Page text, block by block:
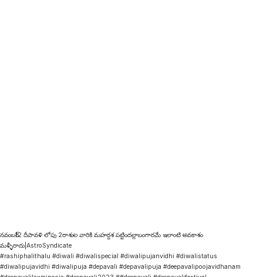
నవంబర్12 దీపావళి లోపు 2రాశుల వారికి మహర్దశ పట్టిందల్లాబంగారమే ఇలాంటి అవకాశం
మళ్ళీరాదు|AstroSyndicate
#rashiphalithalu #diwali #diwalispecial #diwalipujanvidhi #diwalistatus
#diwalipujavidhi #diwalipuja #depavali #depavalipuja #deepavalipoojavidhanam